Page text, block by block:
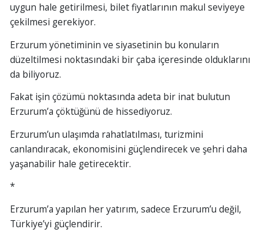
uygun hale getirilmesi, bilet fiyatlarının makul seviyeye
çekilmesi gerekiyor.
Erzurum yönetiminin ve siyasetinin bu konuların
düzeltilmesi noktasındaki bir çaba içeresinde olduklarını
da biliyoruz.
Fakat işin çözümü noktasında adeta bir inat bulutun
Erzurum’a çöktüğünü de hissediyoruz.
Erzurum’un ulaşımda rahatlatılması, turizmini
canlandıracak, ekonomisini güçlendirecek ve şehri daha
yaşanabilir hale getirecektir.
*
Erzurum’a yapılan her yatırım, sadece Erzurum’u değil,
Türkiye’yi güçlendirir.